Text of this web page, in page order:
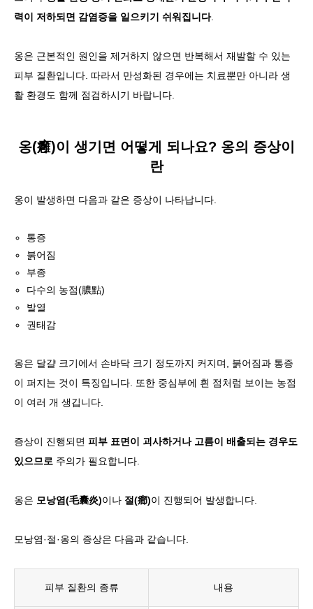
력이 저하되면 감염증을 일으키기 쉬워집니다.
옹은 근본적인 원인을 제거하지 않으면 반복해서 재발할 수 있는
피부 질환입니다. 따라서 만성화된 경우에는 치료뿐만 아니라 생
활 환경도 함께 점검하시기 바랍니다.
옹(癰)이 생기면 어떻게 되나요? 옹의 증상이
란
옹이 발생하면 다음과 같은 증상이 나타납니다.
통증
붉어짐
부종
다수의 농점(膿點)
발열
권태감
옹은 달걀 크기에서 손바닥 크기 정도까지 커지며, 붉어짐과 통증
이 퍼지는 것이 특징입니다. 또한 중심부에 흰 점처럼 보이는 농점
이 여러 개 생깁니다.
증상이 진행되면 피부 표면이 괴사하거나 고름이 배출되는 경우도
있으므로 주의가 필요합니다.
옹은 모낭염(毛囊炎)이나 절(癤)이 진행되어 발생합니다.
모낭염·절·옹의 증상은 다음과 같습니다.
피부 질환의 종류 내용